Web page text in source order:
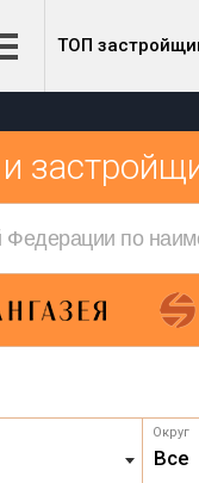
ТОП
Округ
Все